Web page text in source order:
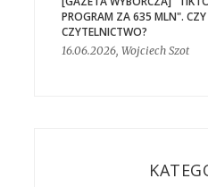
PROGRAM ZA 635 MLN". CZY
CZYTELNICTWO?
16.06.2026, Wojciech Szot